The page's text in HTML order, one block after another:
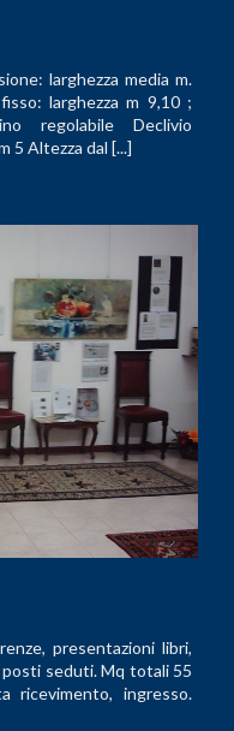
larghezza media m.
larghezza m 9,10 ;
regolabile Declivio
5 Altezza dal [...]
presentazioni libri,
seduti. Mq totali 55
ricevimento, ingresso.